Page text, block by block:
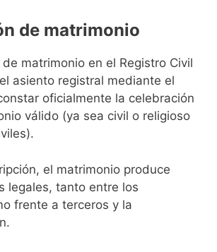
de matrimonio
matrimonio en el Registro Civil
asiento registral mediante el
oficialmente la celebración
válido (ya sea civil o religioso
el matrimonio produce
legales, tanto entre los
frente a terceros y la